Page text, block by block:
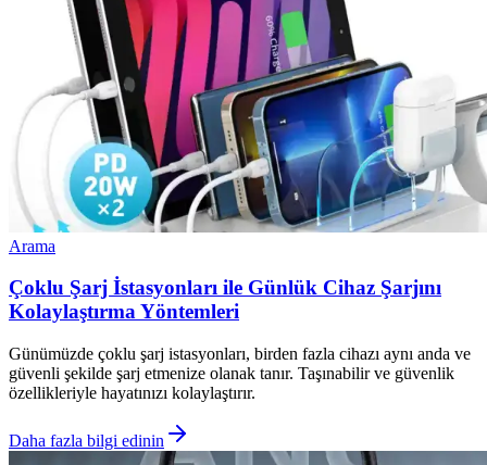
Arama
Çoklu Şarj İstasyonları ile Günlük Cihaz Şarjını
Kolaylaştırma Yöntemleri
Günümüzde çoklu şarj istasyonları, birden fazla cihazı aynı anda ve
güvenli şekilde şarj etmenize olanak tanır. Taşınabilir ve güvenlik
özellikleriyle hayatınızı kolaylaştırır.
Daha fazla bilgi edinin